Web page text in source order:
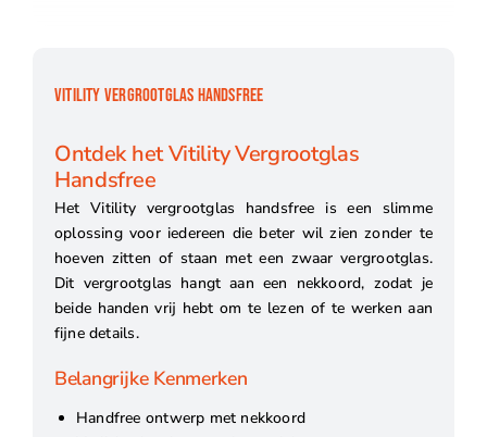
VITILITY VERGROOTGLAS HANDSFREE
Ontdek het Vitility Vergrootglas
Handsfree
Het Vitility vergrootglas handsfree is een slimme
oplossing voor iedereen die beter wil zien zonder te
hoeven zitten of staan met een zwaar vergrootglas.
Dit vergrootglas hangt aan een nekkoord, zodat je
beide handen vrij hebt om te lezen of te werken aan
fijne details.
Belangrijke Kenmerken
Handfree ontwerp met nekkoord